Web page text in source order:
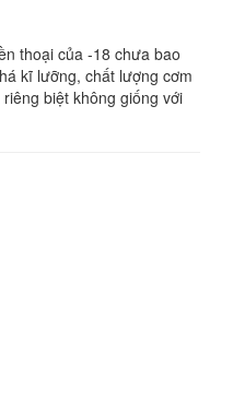
thoại của -18 chưa bao
kĩ lưỡng, chất lượng cơm
biệt không giống với